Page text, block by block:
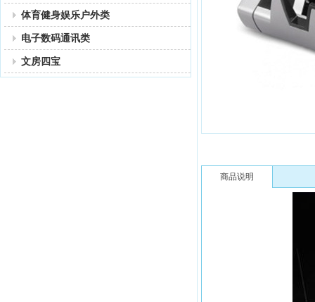
体育健身娱乐户外类
电子数码通讯类
文房四宝
商品说明